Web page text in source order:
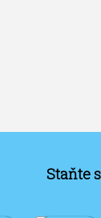
Staňte